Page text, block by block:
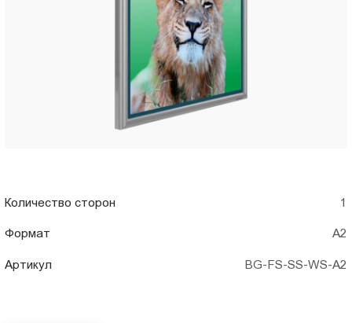
Ставрополе
Количество сторон 1
Формат А2
Артикул BG-FS-SS-WS-A2